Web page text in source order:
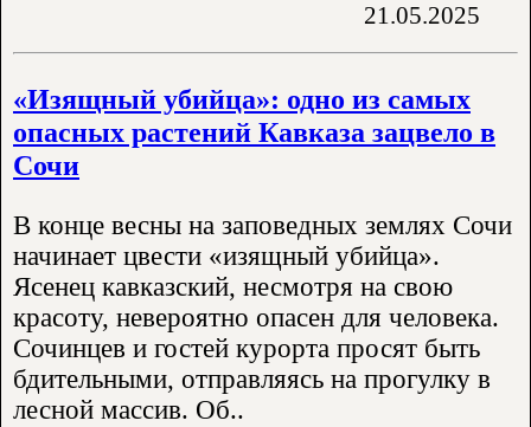
21.05.2025
«Изящный убийца»: одно из самых
опасных растений Кавказа зацвело в
Сочи
В конце весны на заповедных землях Сочи
начинает цвести «изящный убийца».
Ясенец кавказский, несмотря на свою
красоту, невероятно опасен для человека.
Сочинцев и гостей курорта просят быть
бдительными, отправляясь на прогулку в
лесной массив. Об..